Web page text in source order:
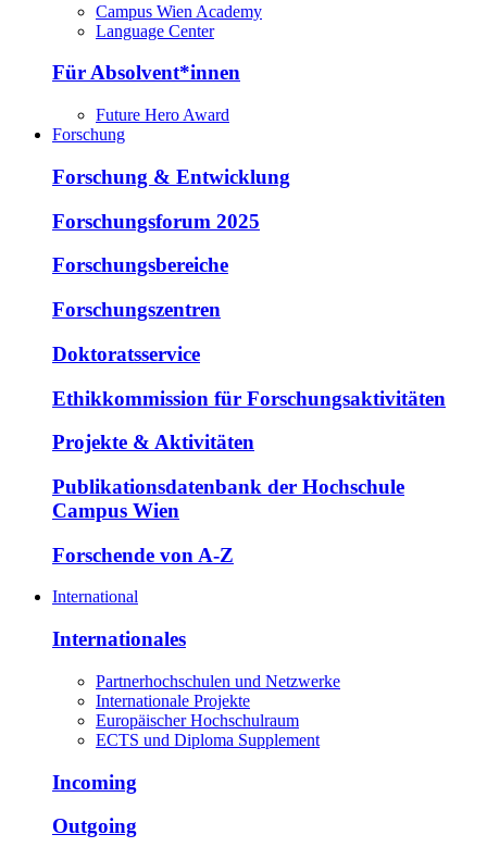
Campus Wien Academy
Language Center
Für Absolvent*innen
Future Hero Award
Forschung
Forschung & Entwicklung
Forschungsforum 2025
Forschungsbereiche
Forschungszentren
Doktoratsservice
Ethikkommission für Forschungsaktivitäten
Projekte & Aktivitäten
Publikationsdatenbank der Hochschule
Campus Wien
Forschende von A-Z
International
Internationales
Partnerhochschulen und Netzwerke
Internationale Projekte
Europäischer Hochschulraum
ECTS und Diploma Supplement
Incoming
Outgoing